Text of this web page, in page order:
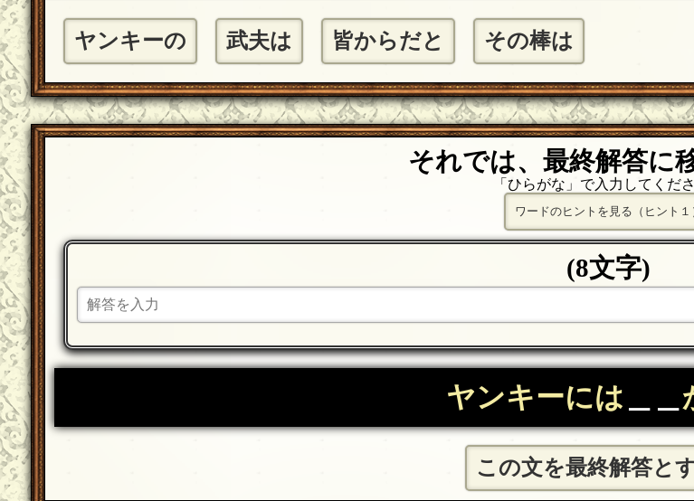
ヤンキーの 武夫は 皆からだと その棒は
それでは、最終解答に
「ひらがな」で入力してくださ
ワードのヒントを見る（ヒント１
(8文字)
ヤンキーには
この文を最終解答とす